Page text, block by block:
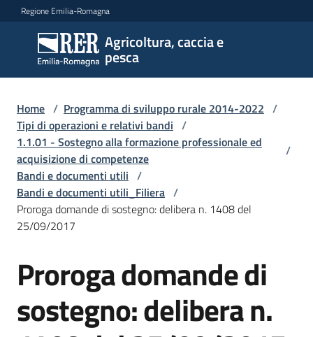
Vai al contenuto
Vai alla navigazione
Vai al footer
Regione Emilia-Romagna
Agricoltura, caccia e
pesca
Agricoltura,
caccia e
pesca
Argomenti
Novità
atti
bandi
Home / Programma di sviluppo rurale 2014-2022 /
Tipi di operazioni e relativi bandi /
1.1.01 - Sostegno alla formazione professionale ed
acquisizione di competenze
/
Bandi e documenti utili /
Bandi e documenti utili_Filiera /
Proroga domande di sostegno: delibera n. 1408 del
25/09/2017
Proroga domande di
sostegno: delibera n.